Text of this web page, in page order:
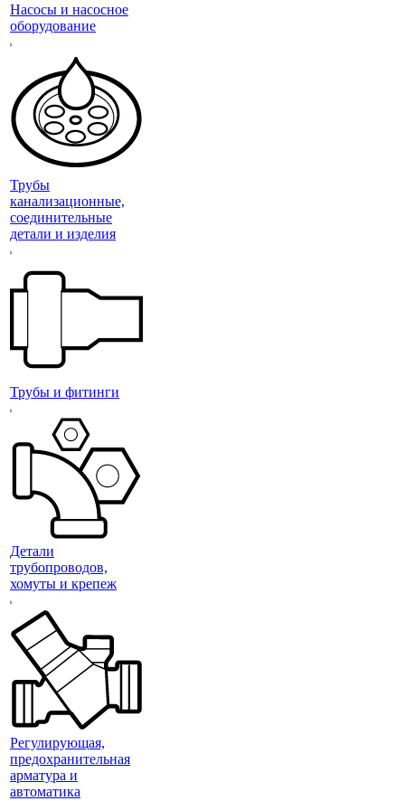
Насосы и насосное
оборудование
Трубы
канализационные,
соединительные
детали и изделия
Трубы и фитинги
Детали
трубопроводов,
хомуты и крепеж
Регулирующая,
предохранительная
арматура и
автоматика